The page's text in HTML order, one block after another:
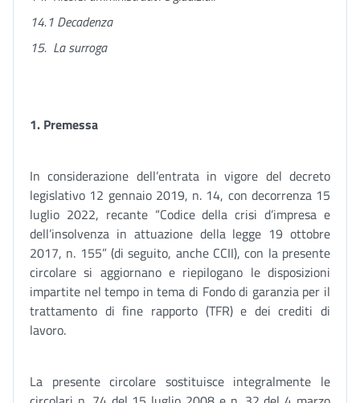
14.1 Decadenza
15. La surroga
1. Premessa
In considerazione dell’entrata in vigore del decreto
legislativo 12 gennaio 2019, n. 14, con decorrenza 15
luglio 2022, recante “Codice della crisi d’impresa e
dell’insolvenza in attuazione della legge 19 ottobre
2017, n. 155” (di seguito, anche CCII), con la presente
circolare si aggiornano e riepilogano le disposizioni
impartite nel tempo in tema di Fondo di garanzia per il
trattamento di fine rapporto (TFR) e dei crediti di
lavoro.
La presente circolare sostituisce integralmente le